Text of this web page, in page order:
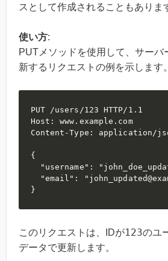
スとして作成されることもありま
使い方:
PUTメソッドを使用して、サーバ
新するリクエストの例を示します。
PUT /users/123 HTTP/1.1
Host: www.example.com
Content-Type: application/
{
"username":
"email":
}
このリクエストは、IDが123のユ
データで更新します。